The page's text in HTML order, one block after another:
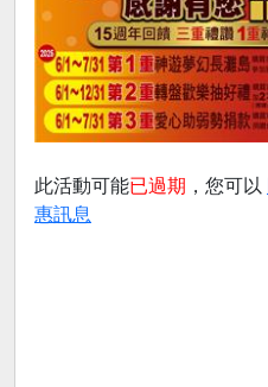
此活動可能已過期 ，您可以
惠訊息